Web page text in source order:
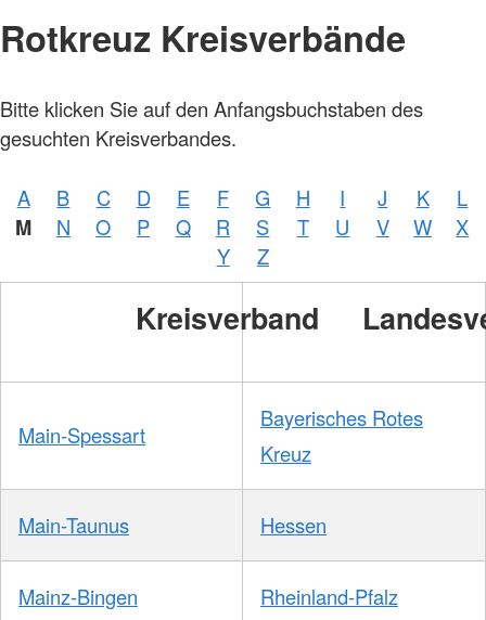
Rotkreuz Kreisverbände
Bitte klicken Sie auf den Anfangsbuchstaben des
gesuchten Kreisverbandes.
A B C D E F G H I J K L
M N O P Q R S T U V W
X
Y
Z
Kreisverband
Main-Spessart
Bayerisches Rotes
Kreuz
Main-Taunus Hessen
Mainz-Bingen Rheinland-Pfalz